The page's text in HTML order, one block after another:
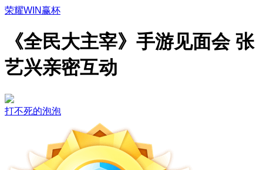
荣耀WIN赢杯
《全民大主宰》手游见面会 张
艺兴亲密互动
打不死的泡泡